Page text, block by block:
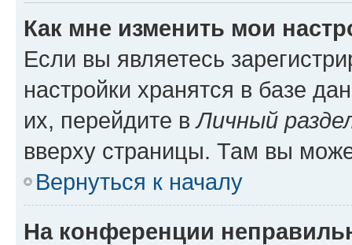
Как мне изменить мои
Если вы являетесь
настройки хранятся в базе
их, перейдите вЛичный
вверху страницы. Там вы
Вернуться к началу
На конференции